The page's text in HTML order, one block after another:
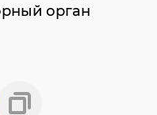
орган